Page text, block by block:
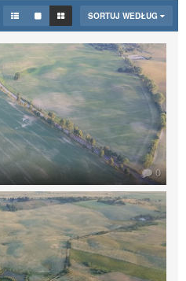
SORTUJ WEDŁUG
0